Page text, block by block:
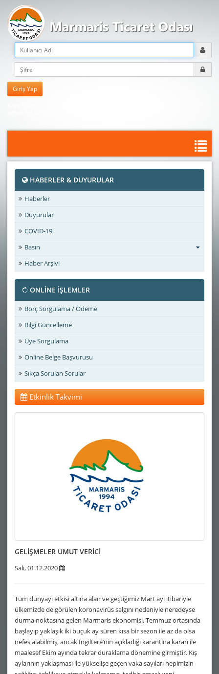
HABERLER & DUYURULAR
Haberler
Duyurular
COVID-19
Basın
Haber Arşivi
ONLİNE İŞLEMLER
Borç Sorgulama / Ödeme
Bilgi Güncelleme
Üye Sorgulama
Online Belge Başvurusu
Sıkça Sorulan Sorular
Etkinlik Takvimi
GELİŞMELER UMUT VERİCİ
Salı, 01.12.2020
Tüm dünyayı etkisi altına alan ve geçtiğimiz Mart ayı itibariyle
ülkemizde de görülen koronavirüs salgını nedeniyle neredeyse
durma noktasına gelen Marmaris ekonomisi, Temmuz ortasında
başlayıp yaklaşık iki buçuk ay süren kısa bir sezon ile az da olsa
nefes alabilmiş, ancak İngiltere’nin açıkladığı karantina kararı ile
maalesef Ekim ayında tekrar duraklama dönemine girmiştir. Kış
aylarının yaklaşması ile yükselişe geçen vaka sayıları hepimizin